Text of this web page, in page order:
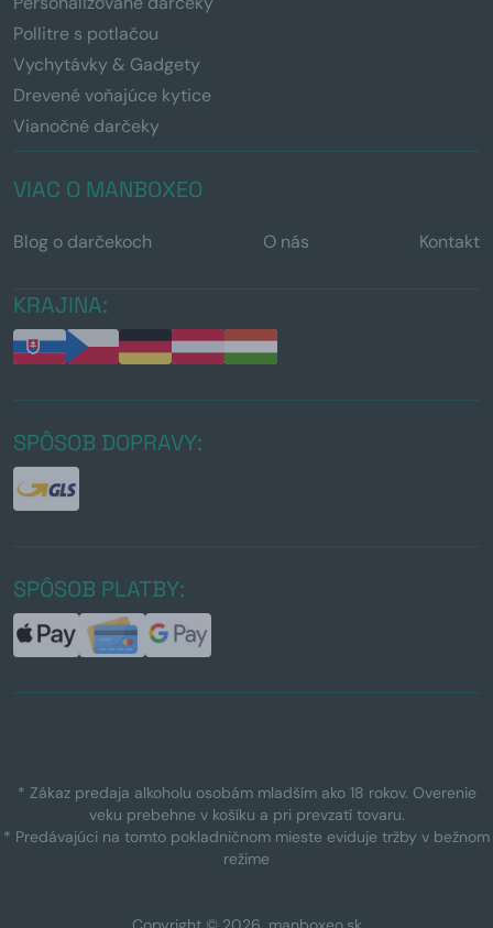
Pollitre s potlačou
Vychytávky & Gadgety
Drevené voňajúce kytice
Vianočné darčeky
VIAC O MANBOXEO
Blog o darčekoch O nás Kontakt
KRAJINA:
SPÔSOB DOPRAVY:
SPÔSOB PLATBY:
* Zákaz predaja alkoholu osobám mladším ako 18 rokov. Overenie
veku prebehne v košíku a pri prevzatí tovaru.
* Predávajúci na tomto pokladničnom mieste eviduje tržby v bežnom
režime